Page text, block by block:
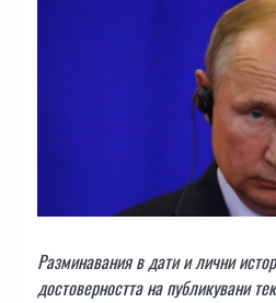
Разминавания в дати и лични
достоверността на публикувани